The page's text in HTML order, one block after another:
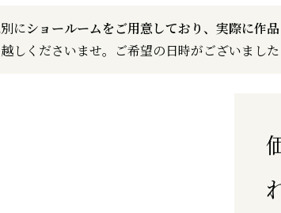
にショールームをご用意しており、実際に作
しくださいませ。ご希望の日時がございまし